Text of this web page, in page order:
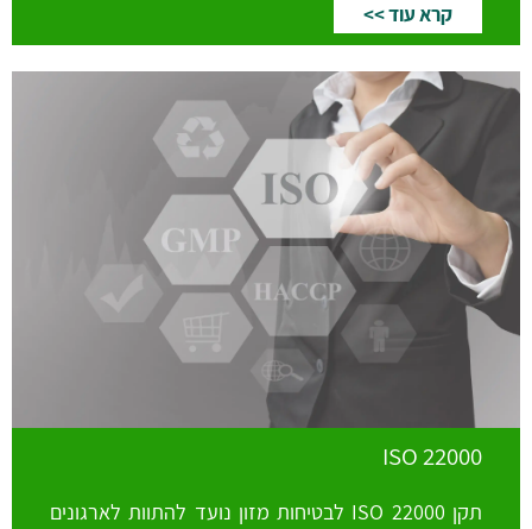
קרא עוד >>
ISO 22000
תקן ISO 22000 לבטיחות מזון נועד להתוות לארגונים